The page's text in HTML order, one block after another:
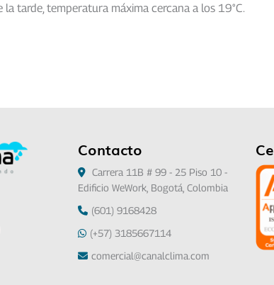
la tarde, temperatura máxima cercana a los 19°C.
Contacto
Carrera 11B # 99 - 25 Piso 10 -
Edificio WeWork, Bogotá, Colombia
(601) 9168428
(+57) 3185667114
comercial@canalclima.com